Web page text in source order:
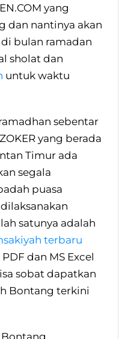
yang
dan nantinya akan
bulan ramadan
sholat dan
untuk waktu
sebentar
yang berada
Timur ada
segala
puasa
satunya adalah
terbaru
dan MS Excel
sobat dapatkan
Bontang terkini
Bontang,